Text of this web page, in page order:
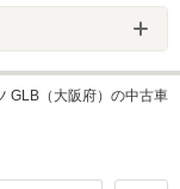
GLB（大阪府）の中古車